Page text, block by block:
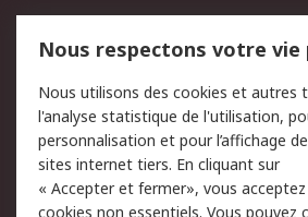
du site
Politique de protection
des données - Mise à
jour
Conditions générales
Nous respectons votre vie
Nous utilisons des cookies et autres
l'analyse statistique de l'utilisation,
personnalisation et pour l’affichage
sites internet tiers. En cliquant sur
« Accepter et fermer», vous
cookies non essentiels. Vous pouvez